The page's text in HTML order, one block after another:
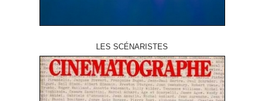
LES SCÉNARISTES